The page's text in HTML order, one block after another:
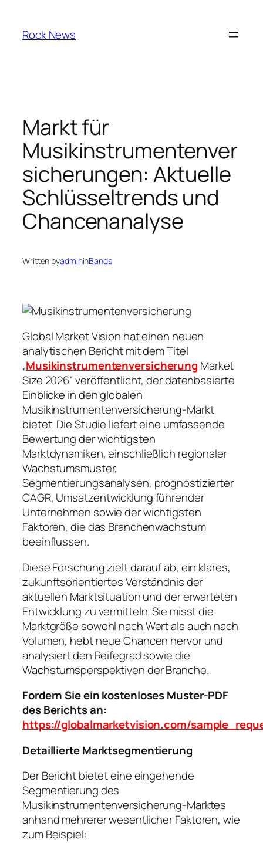
content
Rock News
Markt für
Musikinstrumentenver
sicherungen: Aktuelle
Schlüsseltrends und
Chancenanalyse
Written byadmininBands
Global Market Vision hat einen neuen
analytischen Bericht mit dem Titel
„MusikinstrumentenversicherungMarket
Size 2026“ veröffentlicht, der datenbasierte
Einblicke in den globalen
Musikinstrumentenversicherung-Markt
bietet. Die Studie liefert eine umfassende
Bewertung der wichtigsten
Marktdynamiken, einschließlich regionaler
Wachstumsmuster,
Segmentierungsanalysen, prognostizierter
CAGR, Umsatzentwicklung führender
Unternehmen sowie der wichtigsten
Faktoren, die das Branchenwachstum
beeinflussen.
Diese Forschung zielt darauf ab, ein klares,
zukunftsorientiertes Verständnis der
aktuellen Marktsituation und der erwarteten
Entwicklung zu vermitteln. Sie misst die
Marktgröße sowohl nach Wert als auch nach
Volumen, hebt neue Chancen hervor und
analysiert den Reifegrad sowie die
Wachstumsperspektiven der Branche.
Fordern Sie ein kostenloses Muster-PDF
des Berichts an:
https://globalmarketvision.com/
Detaillierte Marktsegmentierung
Der Bericht bietet eine eingehende
Segmentierung des
Musikinstrumentenversicherung-Marktes
anhand mehrerer wesentlicher Faktoren, wie
zum Beispiel: